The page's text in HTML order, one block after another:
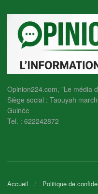
Opinion224.com, "Le média
Siège social : Taouyah
Guinée
Tel. : 622242872
Accueil Politique de